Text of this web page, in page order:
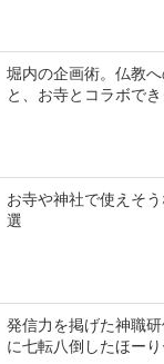
堀内の企画術。仏教
と、お寺とコラボでき
お寺や神社で使えそ
選
発信力を掲げた神職
に七転八倒したほー